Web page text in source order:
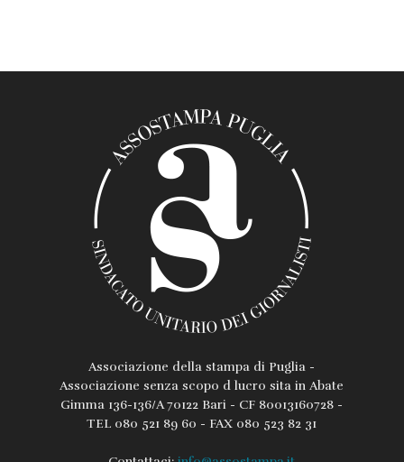
Associazione della stampa di Puglia -
Associazione senza scopo d lucro sita in Abate
Gimma 136-136/A 70122 Bari - CF 80013160728 -
TEL 080 521 89 60 - FAX 080 523 82 31